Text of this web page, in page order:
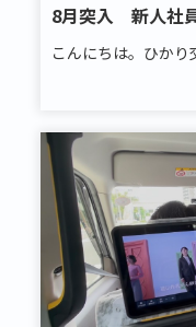
8月突入 新人社
こんにちは。ひか